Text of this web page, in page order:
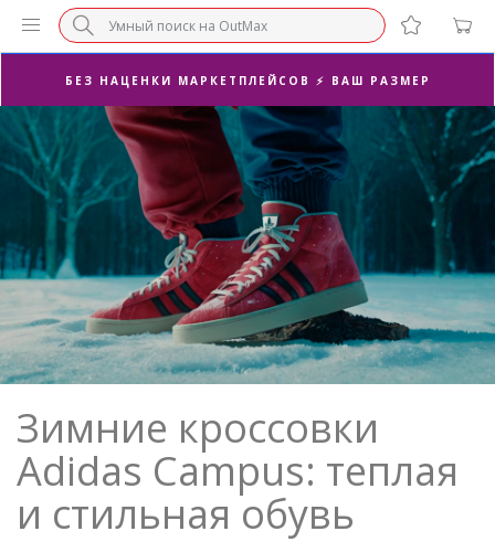
БЕЗ НАЦЕНКИ МАРКЕТПЛЕЙСОВ ⚡ ВАШ РАЗМЕР
3-Я ПАРА В ПОДАРОК 🎁
ПОСЛЕДНИЕ РАЗМЕРЫ ОТ 1500₽⚡️
СУПЕРАКЦИЯ 🔥 2-Я ПАРА -50%
Зимние кроссовки
Adidas Campus: теплая
и стильная обувь